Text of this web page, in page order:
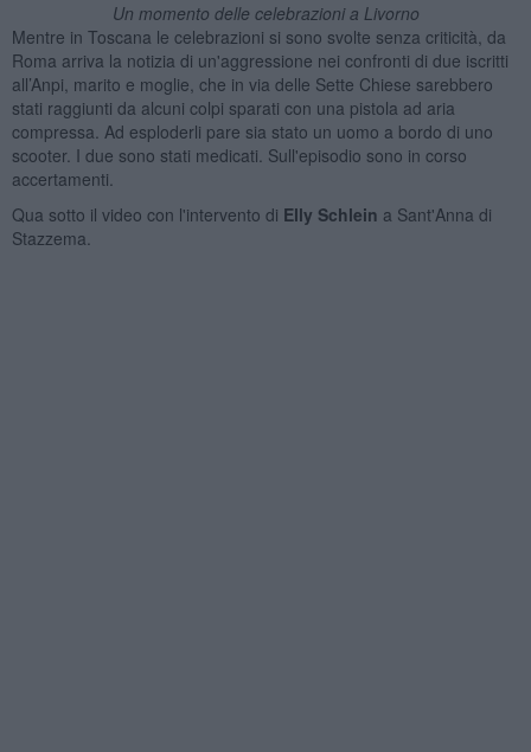
Un momento delle celebrazioni a Livorno
Mentre in Toscana le celebrazioni si sono svolte senza criticità, da
Roma arriva la notizia di un'aggressione nei confronti di due iscritti
all’Anpi, marito e moglie, che in via delle Sette Chiese sarebbero
stati raggiunti da alcuni colpi sparati con una pistola ad aria
compressa. Ad esploderli pare sia stato un uomo a bordo di uno
scooter. I due sono stati medicati. Sull'episodio sono in corso
accertamenti.
Qua sotto il video con l'intervento di Elly Schlein a Sant'Anna di
Stazzema.